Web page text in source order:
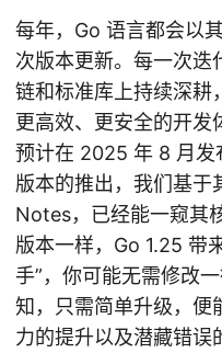
每年，Go 语言都会以
次版本更新。每一次迭
链和标准库上持续深耕
更高效、更安全的开发
预计在 2025 年 8 月发
版本的推出，我们基于
Notes，已经能一窥其
版本一样，Go 1.25 带
手”，你可能无需修改
知，只需简单升级，便
力的提升以及潜藏错误